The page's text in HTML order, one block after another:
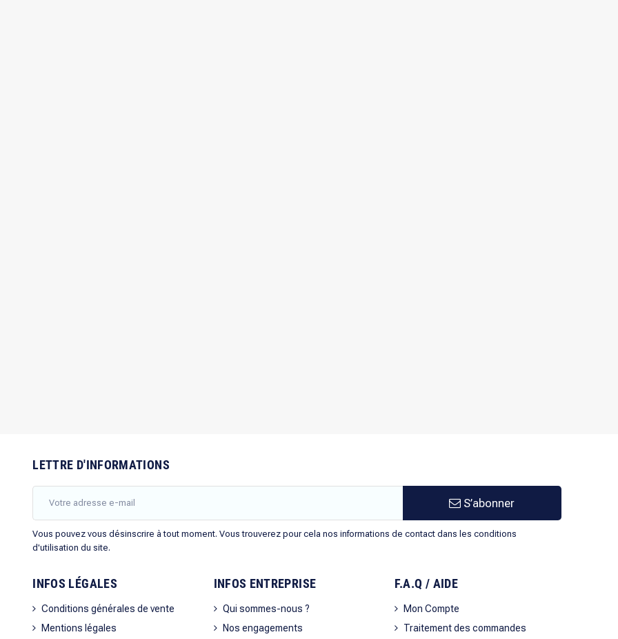
LETTRE D'INFORMATIONS
S’abonner
Vous pouvez vous désinscrire à tout moment. Vous trouverez pour cela nos informations de contact dans les conditions
d'utilisation du site.
INFOS LÉGALES
Conditions générales de vente
Mentions légales
INFOS ENTREPRISE
Qui sommes-nous ?
Nos engagements
F.A.Q / AIDE
Mon Compte
Traitement des commandes